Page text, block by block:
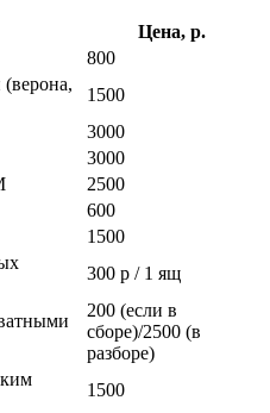
Цена, р.
800
1500
3000
3000
2500
600
1500
300 р / 1 ящ
200 (если в
сборе)/2500 (в
разборе)
1500